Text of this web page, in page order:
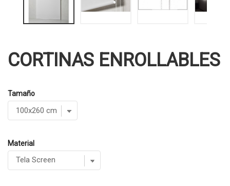
CORTINAS ENROLLABLES
Tamaño
Material